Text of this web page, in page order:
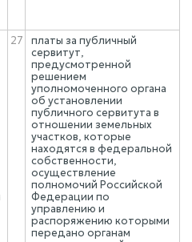
27
платы за публичный
сервитут,
предусмотренной
решением
уполномоченного органа
об установлении
публичного сервитута в
отношении земельных
участков, которые
находятся в федеральной
собственности,
осуществление
полномочий Российской
Федерации по
управлению и
распоряжению которыми
передано органам